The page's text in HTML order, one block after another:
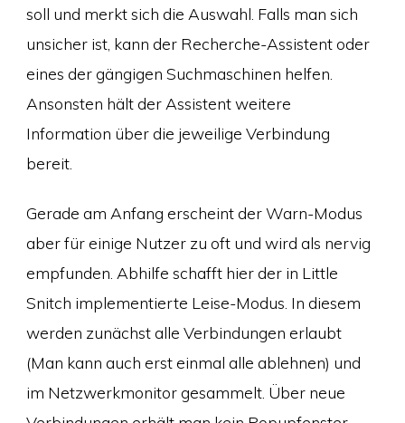
soll und merkt sich die Auswahl. Falls man sich
unsicher ist, kann der Recherche-Assistent oder
eines der gängigen Suchmaschinen helfen.
Ansonsten hält der Assistent weitere
Information über die jeweilige Verbindung
bereit.
Gerade am Anfang erscheint der Warn-Modus
aber für einige Nutzer zu oft und wird als nervig
empfunden. Abhilfe schafft hier der in Little
Snitch implementierte Leise-Modus. In diesem
werden zunächst alle Verbindungen erlaubt
(Man kann auch erst einmal alle ablehnen) und
im Netzwerkmonitor gesammelt. Über neue